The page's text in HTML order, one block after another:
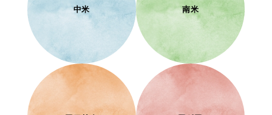
中米 南米